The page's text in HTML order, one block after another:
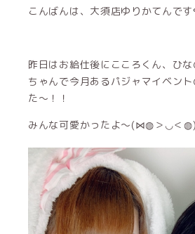
昨日はお給仕後にこころくん、ひ
ちゃんで今月あるパジャマイベン
た〜！！
みんな可愛かったよ〜(⋈◍＞◡